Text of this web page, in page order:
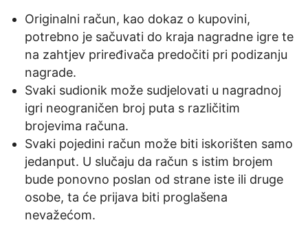
Originalni račun, kao dokaz o kupovini,
potrebno je sačuvati do kraja nagradne igre te
na zahtjev priređivača predočiti pri podizanju
nagrade.
Svaki sudionik može sudjelovati u nagradnoj
igri neograničen broj puta s različitim
brojevima računa.
Svaki pojedini račun može biti iskorišten samo
jedanput. U slučaju da račun s istim brojem
bude ponovno poslan od strane iste ili druge
osobe, ta će prijava biti proglašena
nevažećom.